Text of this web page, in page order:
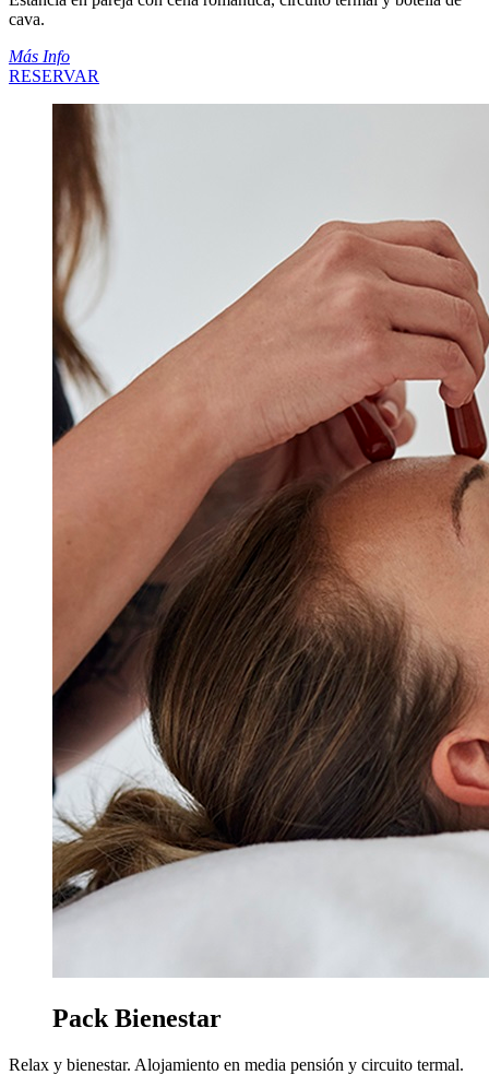
cava.
Más Info
RESERVAR
Pack Bienestar
Relax y bienestar. Alojamiento en media pensión y circuito termal.